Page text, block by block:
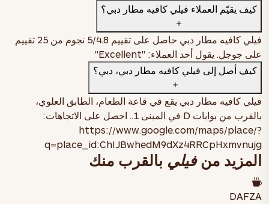
كيف يقيّم العملاء فيلي كافيه مطار دبي؟
فيلي كافيه مطار دبي حاصل على تقييم 4.8/5 نجوم من 25 تقييم
على جوجل. يقول أحد العملاء: "Excellent"
كيف أصل إلى فيلي كافيه مطار دبي، دبي؟
فيلي كافيه مطار دبي يقع في قاعة الطعام، الطابق العلوي،
بالقرب من بوابات D في المبنى 1.
. احصل على الاتجاهات:
https://www.google.com/maps/place/?
q=place_id:ChIJBwhedM9dXz4RRCpHxmvnujg
المزيد منفيلي بالقرب منك
DAFZA